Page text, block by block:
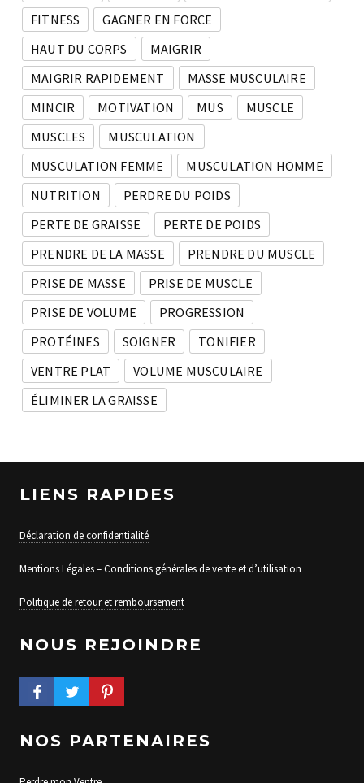
FITNESS
GAGNER EN FORCE
HAUT DU CORPS
MAIGRIR
MAIGRIR RAPIDEMENT
MASSE MUSCULAIRE
MINCIR
MOTIVATION MUS
MUSCLE
MUSCLES
MUSCULATION
MUSCULATION FEMME
MUSCULATION HOMME
NUTRITION
PERDRE DU POIDS
PERTE DE GRAISSE
PERTE DE POIDS
PRENDRE DE LA MASSE
PRENDRE DU MUSCLE
PRISE DE MASSE
PRISE DE MUSCLE
PRISE DE VOLUME
PROGRESSION
PROTÉINES
SOIGNER
TONIFIER
VENTRE PLAT
VOLUME MUSCULAIRE
ÉLIMINER LA GRAISSE
LIENS RAPIDES
Déclaration de confidentialité
Mentions Légales – Conditions générales de vente et d’utilisation
Politique de retour et remboursement
NOUS REJOINDRE
FACEBOOK PROFILE
TWITTER PROFILEPINTEREST PROFILE
NOS PARTENAIRES